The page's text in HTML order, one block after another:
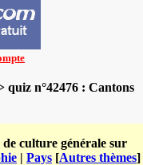
quiz n°42476 : Cantons
culture générale sur
| Pays [Autres thèmes]